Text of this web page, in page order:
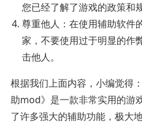
您已经了解了游戏的政策和规
尊重他人：在使用辅助软件
家，不要使用过于明显的作
击他人。
根据我们上面内容，小编觉得
助mod》是一款非常实用的游
了许多强大的辅助功能，极大